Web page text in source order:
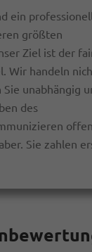
ein
größten
Ziel ist der
Wir handeln
unabhängig
des
Sie zahlen